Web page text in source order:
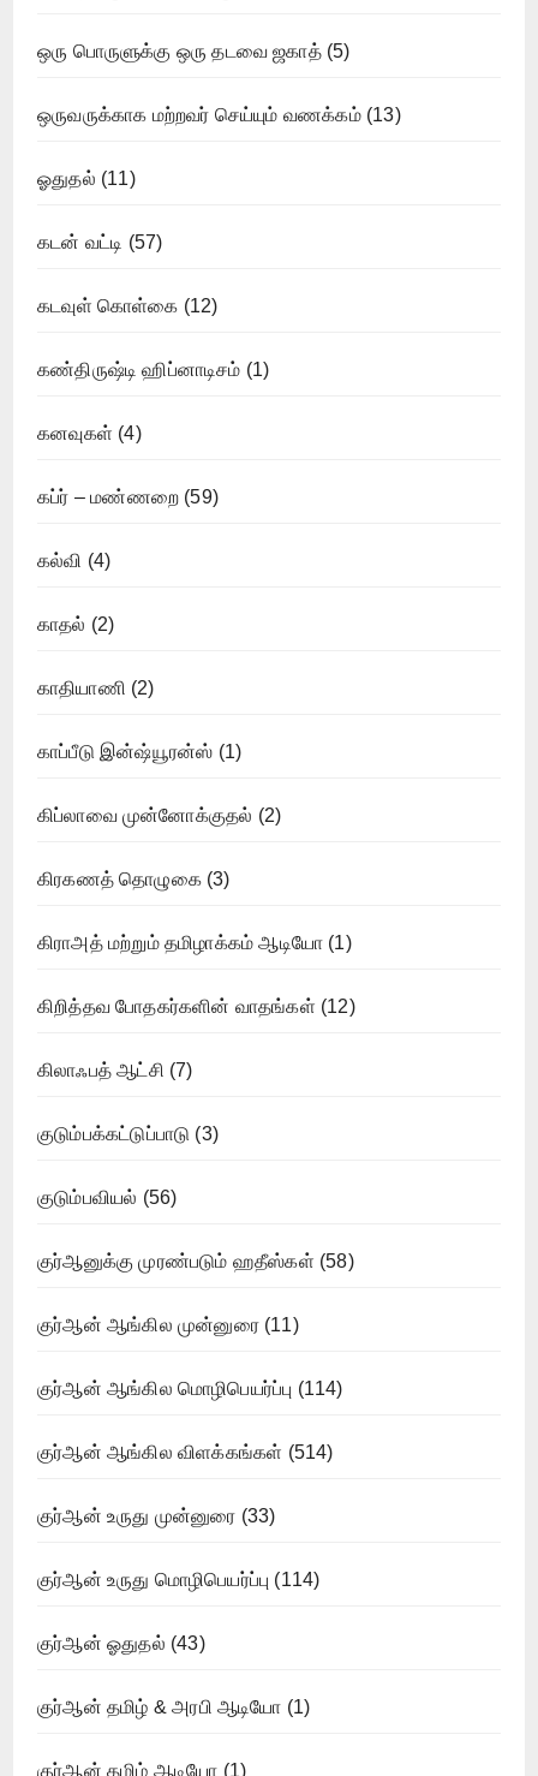
ஒரு பொருளுக்கு ஒரு தடவை ஜகாத்(5)
ஒருவருக்காக மற்றவர் செய்யும் வணக்கம்(13)
ஓதுதல் (11)
கடன் வட்டி (57)
கடவுள் கொள்கை (12)
கண்திருஷ்டி ஹிப்னாடிசம் (1)
கனவுகள் (4)
கப்ர் – மண்ணறை (59)
கல்வி (4)
காதல் (2)
காதியாணி (2)
காப்பீடு இன்ஷ்யூரன்ஸ் (1)
கிப்லாவை முன்னோக்குதல் (2)
கிரகணத் தொழுகை(3)
கிராஅத் மற்றும் தமிழாக்கம் ஆடியோ (1)
கிறித்தவ போதகர்களின் வாதங்கள் (12)
கிலாஃபத் ஆட்சி (7)
குடும்பக்கட்டுப்பாடு (3)
குடும்பவியல் (56)
குர்ஆனுக்கு முரண்படும் ஹதீஸ்கள் (58)
குர்ஆன் ஆங்கில முன்னுரை(11)
குர்ஆன் ஆங்கில மொழிபெயர்ப்பு (114)
குர்ஆன் ஆங்கில விளக்கங்கள் (514)
குர்ஆன் உருது முன்னுரை (33)
குர்ஆன் உருது மொழிபெயர்ப்பு (114)
குர்ஆன் ஓதுதல் (43)
குர்ஆன் தமிழ் & அரபி ஆடியோ (1)
குர்ஆன் தமிழ் ஆடியோ (1)